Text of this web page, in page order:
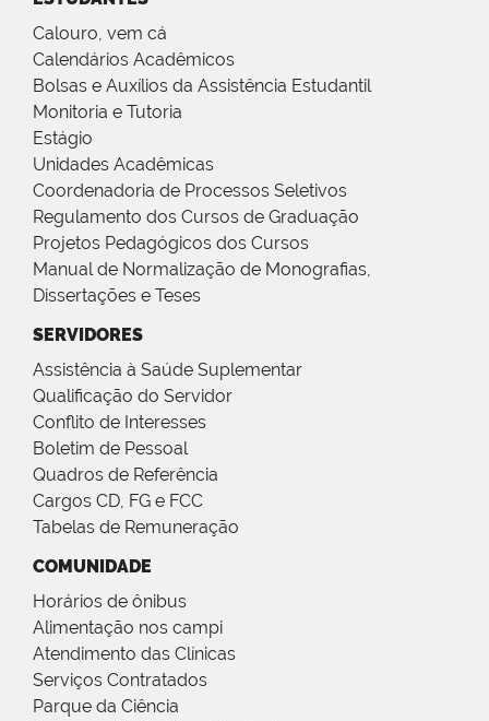
Calouro, vem cá
Calendários Acadêmicos
Bolsas e Auxílios da Assistência Estudantil
Monitoria e Tutoria
Estágio
Unidades Acadêmicas
Coordenadoria de Processos Seletivos
Regulamento dos Cursos de Graduação
Projetos Pedagógicos dos Cursos
Manual de Normalização de Monografias,
Dissertações e Teses
SERVIDORES
Assistência à Saúde Suplementar
Qualificação do Servidor
Conflito de Interesses
Boletim de Pessoal
Quadros de Referência
Cargos CD, FG e FCC
Tabelas de Remuneração
COMUNIDADE
Horários de ônibus
Alimentação nos campi
Atendimento das Clínicas
Serviços Contratados
Parque da Ciência